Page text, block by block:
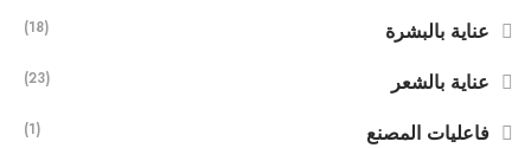
عناية بالبشرة (18)
عناية بالشعر (23)
فاعليات المصنع (1)